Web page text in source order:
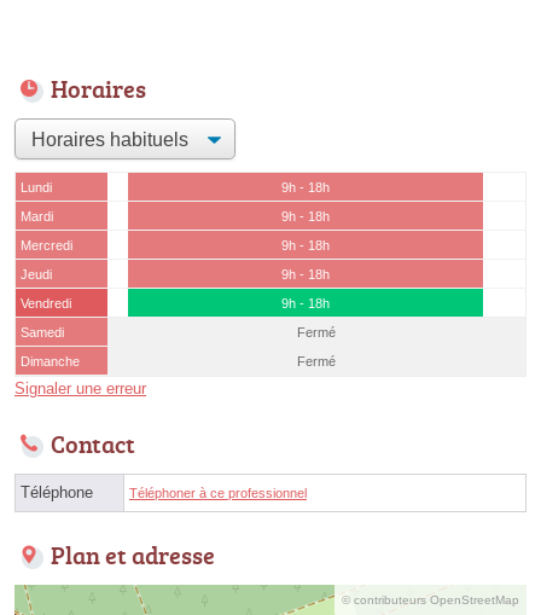
Horaires
Lundi
9h - 18h
Mardi
9h - 18h
Mercredi
9h - 18h
Jeudi
9h - 18h
Vendredi
9h - 18h
Samedi
Fermé
Dimanche
Fermé
Signaler une erreur
Contact
Téléphone Téléphoner à ce professionnel
Plan et adresse
© contributeurs OpenStreetMap